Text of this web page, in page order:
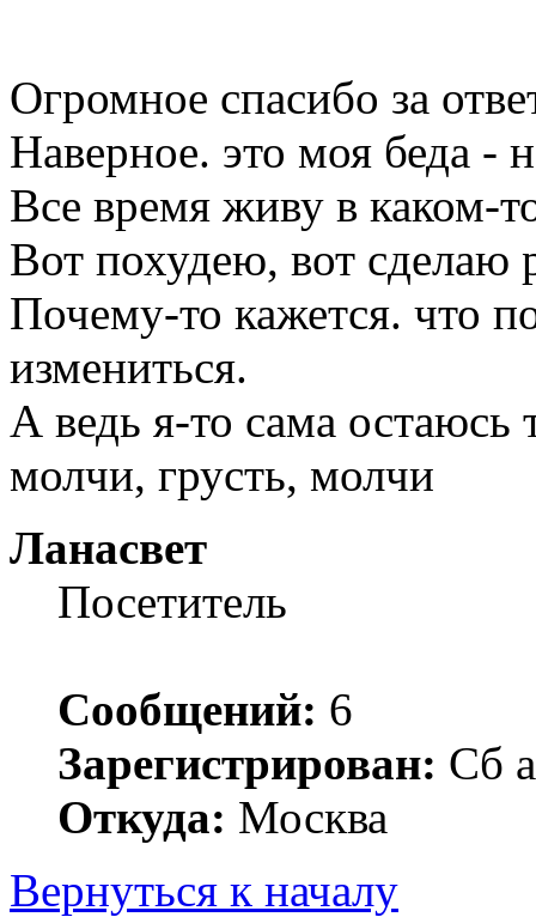
Огромное спасибо за
Наверное. это моя беда -
Все время живу в каком-
Вот похудею, вот сделаю
Почему-то кажется. что
измениться.
А ведь я-то сама остаюсь
молчи, грусть, молчи
Ланасвет
Посетитель
Сообщений: 6
Зарегистрирован: Сб
Откуда: Москва
Вернуться к началу